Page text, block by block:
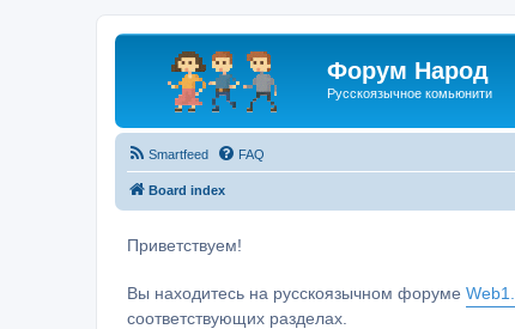
Форум Народ
Русскоязычное комьюнити
Smartfeed FAQ
Board index
Приветствуем!
Вы находитесь на русскоязычном форуме
соответствующих разделах.